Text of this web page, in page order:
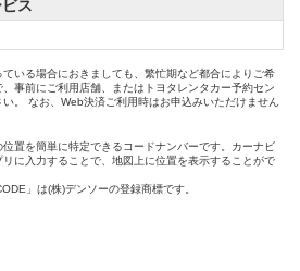
ス
いる場合におきましても、繁忙期など都合によりご希
事前にご利用店舗、またはトヨタレンタカー予約セン
。 なお、Web決済ご利用時はお申込みいただけません
置を簡単に特定できるコードナンバーです。カーナビ
に入力することで、地図上に位置を表示することがで
」は(株)デンソーの登録商標です。